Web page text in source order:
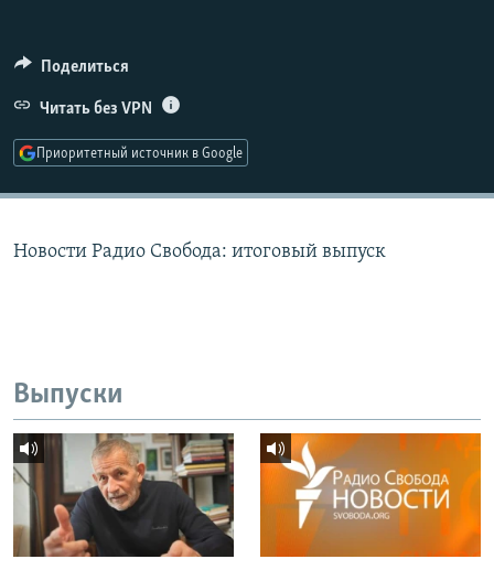
ПОДПИШИТЕСЬ НА РАССЫЛКУ
СОЦИАЛЬНЫЕ СЕТИ
Поделиться
Читать без VPN
Приоритетный источник в Google
Новости Радио Свобода: итоговый выпуск
Выпуски